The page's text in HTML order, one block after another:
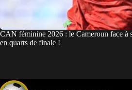
CAN féminine 2026 : le Cameroun face à
en quarts de finale !